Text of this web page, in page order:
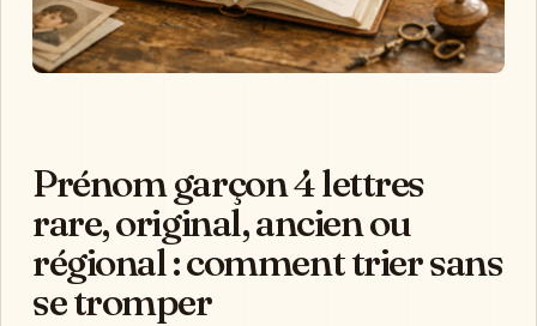
Prénom garçon 4 lettres
rare, original, ancien ou
régional : comment trier sans
se tromper